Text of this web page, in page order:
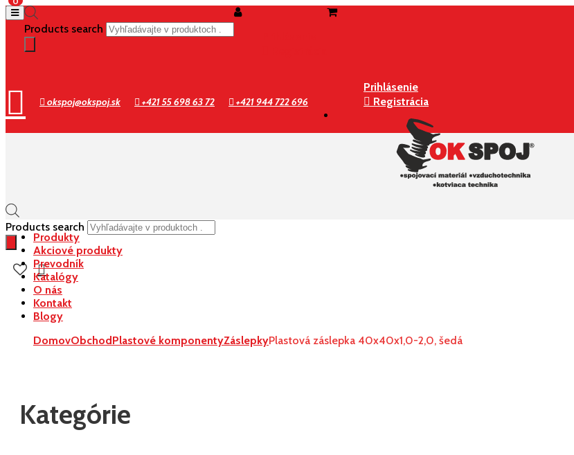
Products search
okspoj@okspoj.sk +421 55 698 63 72 +421 944 722 696
Prihlásenie
Registrácia
Products search
Produkty
Akciové produkty
Prevodník
Katalógy
O nás
Kontakt
Blogy
DomovObchodPlastové komponentyZáslepkyPlastová záslepka 40x40x1,0-2,0, šedá
Kategórie